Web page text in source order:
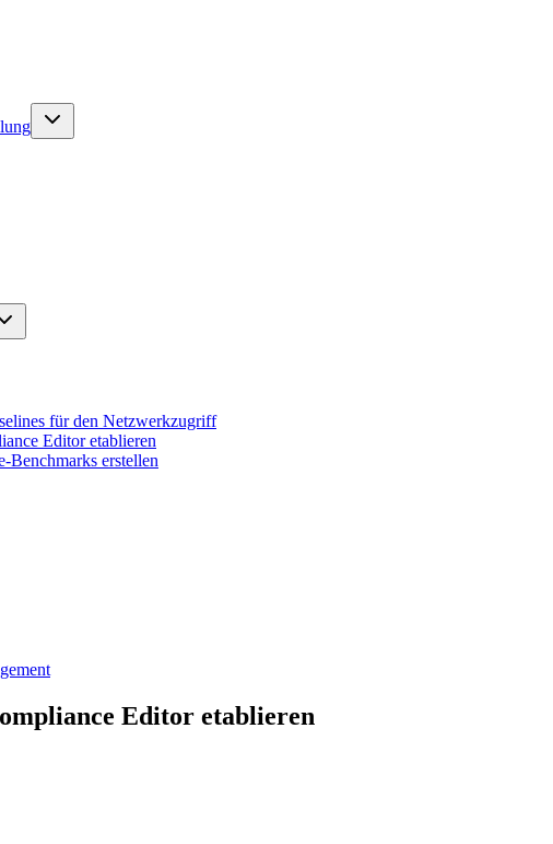
für den Netzwerkzugriff
Editor etablieren
Benchmarks erstellen
Editor etablieren